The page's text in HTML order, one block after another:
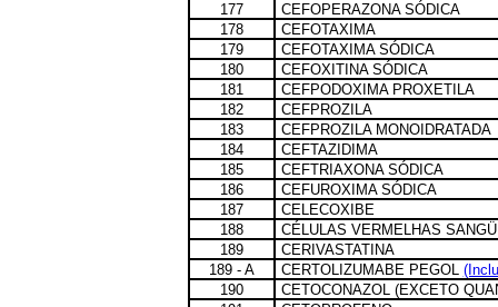
177
CEFOPERAZONA SÓDICA
178
CEFOTAXIMA
179
CEFOTAXIMA SÓDICA
180
CEFOXITINA SÓDICA
181
CEFPODOXIMA PROXETILA
182
CEFPROZILA
183
CEFPROZILA MONOIDRATADA
184
CEFTAZIDIMA
185
CEFTRIAXONA SÓDICA
186
CEFUROXIMA SÓDICA
187
CELECOXIBE
188
CÉLULAS VERMELHAS
189
CERIVASTATINA
189 - A
CERTOLIZUMABE PEGOL
190
CETOCONAZOL (EXCETO